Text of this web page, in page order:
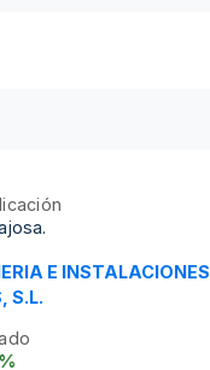
E INSTALACIONES
S.L.